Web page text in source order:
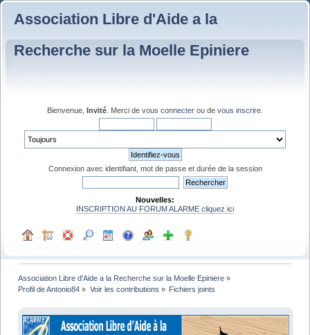
Association Libre d'Aide a la
Recherche sur la Moelle Epiniere
Bienvenue, Invité . Merci de vous connecter ou de vous inscrire
Connexion avec identifiant, mot de passe et durée de la session
Nouvelles:
INSCRIPTION AU FORUM ALARME cliquez ici
Association Libre d'Aide a la Recherche sur la Moelle Epiniere »
Profil de Antonio84 » Voir les contributions » Fichiers joints